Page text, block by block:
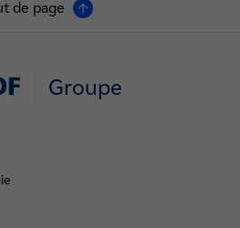
de page
Groupe